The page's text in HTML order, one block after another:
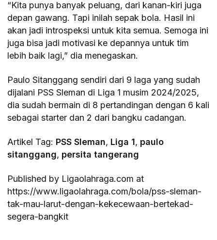
“Kita punya banyak peluang, dari kanan-kiri juga
depan gawang. Tapi inilah sepak bola. Hasil ini
akan jadi introspeksi untuk kita semua. Semoga ini
juga bisa jadi motivasi ke depannya untuk tim
lebih baik lagi,” dia menegaskan.
Paulo Sitanggang sendiri dari 9 laga yang sudah
dijalani PSS Sleman di Liga 1 musim 2024/2025,
dia sudah bermain di 8 pertandingan dengan 6 kali
sebagai starter dan 2 dari bangku cadangan.
Artikel Tag: PSS Sleman, Liga 1, paulo
sitanggang, persita tangerang
Published by Ligaolahraga.com at
https://www.ligaolahraga.com/bola/pss-sleman-
tak-mau-larut-dengan-kekecewaan-bertekad-
segera-bangkit